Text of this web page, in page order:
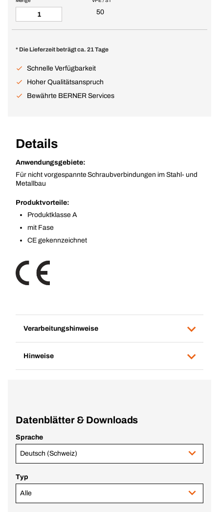
50
* Die Lieferzeit beträgt ca. 21 Tage
Schnelle Verfügbarkeit
Hoher Qualitätsanspruch
Bewährte BERNER Services
Details
Anwendungsgebiete:
Für nicht vorgespannte Schraubverbindungen im Stahl- und
Metallbau
Produktvorteile:
Produktklasse A
mit Fase
CE gekennzeichnet
Verarbeitungshinweise
Hinweise
Datenblätter & Downloads
Sprache
Deutsch (Schweiz)
Typ
Alle